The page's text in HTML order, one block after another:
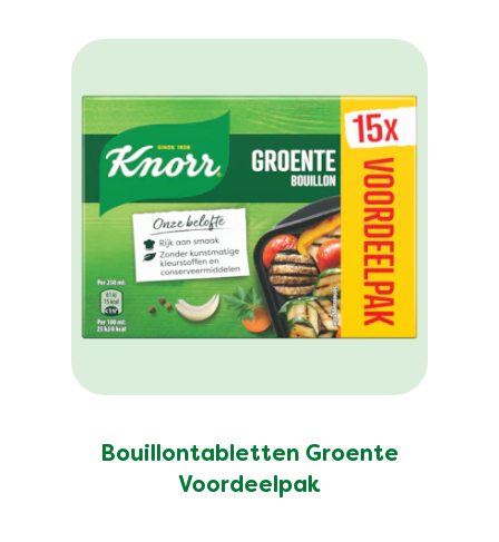
Bouillontabletten Groente
Voordeelpak